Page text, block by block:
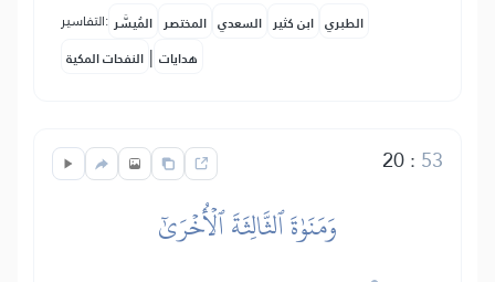
التفاسير: المُيسَّر المختصر السعدي ابن كثير الطبري
النفحات المكية | هدايات
20: 53
وَمَنَوٰةَ ٱلثَّالِثَةَ ٱلۡأُخۡرَىٰٓ